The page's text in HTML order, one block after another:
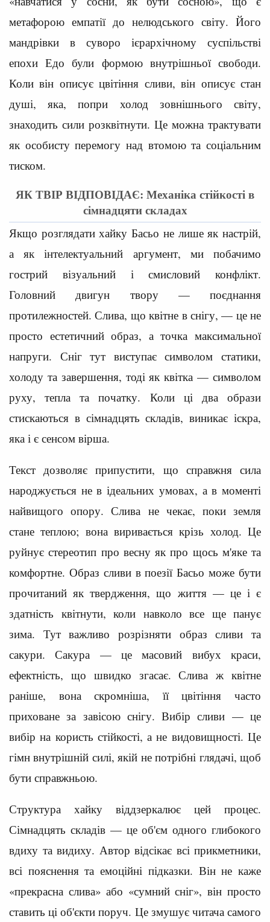
метафорою емпатії до нелюдського світу. Його
мандрівки в суворо ієрархічному суспільстві
епохи Едо були формою внутрішньої свободи.
Коли він описує цвітіння сливи, він описує стан
душі, яка, попри холод зовнішнього світу,
знаходить сили розквітнути. Це можна трактувати
як особисту перемогу над втомою та соціальним
тиском.
ЯК ТВІР ВІДПОВІДАЄ: Механіка стійкості в
сімнадцяти складах
Якщо розглядати хайку Басьо не лише як настрій,
а як інтелектуальний аргумент, ми побачимо
гострий візуальний і смисловий конфлікт.
Головний двигун твору — поєднання
протилежностей. Слива, що квітне в снігу, — це не
просто естетичний образ, а точка максимальної
напруги. Сніг тут виступає символом статики,
холоду та завершення, тоді як квітка — символом
руху, тепла та початку. Коли ці два образи
стискаються в сімнадцять складів, виникає іскра,
яка і є сенсом вірша.
Текст дозволяє припустити, що справжня сила
народжується не в ідеальних умовах, а в моменті
найвищого опору. Слива не чекає, поки земля
стане теплою; вона виривається крізь холод. Це
руйнує стереотип про весну як про щось м'яке та
комфортне. Образ сливи в поезії Басьо може бути
прочитаний як твердження, що життя — це і є
здатність квітнути, коли навколо все ще панує
зима. Тут важливо розрізняти образ сливи та
сакури. Сакура — це масовий вибух краси,
ефектність, що швидко згасає. Слива ж квітне
раніше, вона скромніша, її цвітіння часто
приховане за завісою снігу. Вибір сливи — це
вибір на користь стійкості, а не видовищності. Це
гімн внутрішній силі, якій не потрібні глядачі, щоб
бути справжньою.
Структура хайку віддзеркалює цей процес.
Сімнадцять складів — це об'єм одного глибокого
вдиху та видиху. Автор відсікає всі прикметники,
всі пояснення та емоційні підказки. Він не каже
«прекрасна слива» або «сумний сніг», він просто
ставить ці об'єкти поруч. Це змушує читача самого